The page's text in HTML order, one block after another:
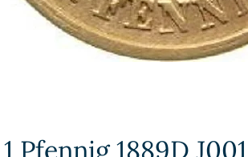
1 Pfennig 1889D